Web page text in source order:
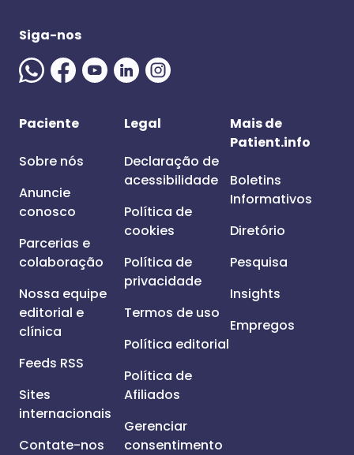
Siga-nos
Paciente
Sobre nós
Anuncie
conosco
Parcerias e
colaboração
Nossa equipe
editorial e
clínica
Feeds RSS
Sites
internacionais
Contate-nos
Legal
Declaração de
acessibilidade
Política de
cookies
Política de
privacidade
Termos de uso
Política editorial
Política de
Afiliados
Gerenciar
consentimento
Mais de
Patient.info
Boletins
Informativos
Diretório
Pesquisa
Insights
Empregos